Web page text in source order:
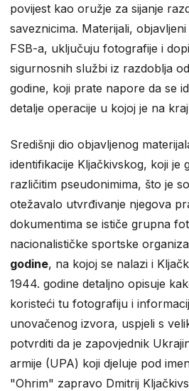
povijest kao oružje za sijanje
saveznicima. Materijali,
FSB-a, uključuju fotografije i
sigurnosnih službi iz razdoblja
godine, koji prate napore da se
detalje operacije u kojoj je na
Središnji dio objavljenog
identifikacije Kljačkivskog, koji je
različitim pseudonimima, što je
otežavalo utvrđivanje njegova
dokumentima se ističe grupna
nacionalističke sportske
godine, na kojoj se nalazi i
1944. godine detaljno opisuje
koristeći tu fotografiju i
unovačenog izvora, uspjeli s
potvrditi da je zapovjednik
armije (UPA) koji djeluje pod
"Ohrim" zapravo Dmitrij